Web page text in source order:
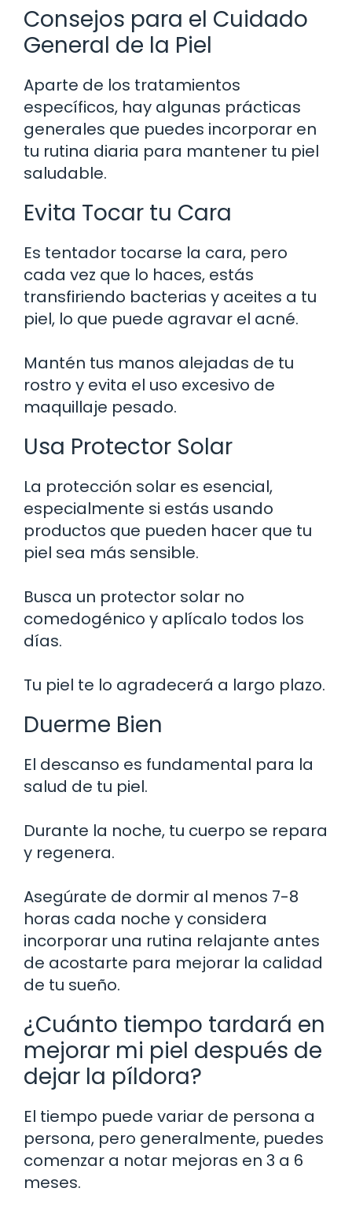
Consejos para el Cuidado
General de la Piel
Aparte de los tratamientos
específicos, hay algunas prácticas
generales que puedes incorporar en
tu rutina diaria para mantener tu piel
saludable.
Evita Tocar tu Cara
Es tentador tocarse la cara, pero
cada vez que lo haces, estás
transfiriendo bacterias y aceites a tu
piel, lo que puede agravar el acné.
Mantén tus manos alejadas de tu
rostro y evita el uso excesivo de
maquillaje pesado.
Usa Protector Solar
La protección solar es esencial,
especialmente si estás usando
productos que pueden hacer que tu
piel sea más sensible.
Busca un protector solar no
comedogénico y aplícalo todos los
días.
Tu piel te lo agradecerá a largo plazo.
Duerme Bien
El descanso es fundamental para la
salud de tu piel.
Durante la noche, tu cuerpo se repara
y regenera.
Asegúrate de dormir al menos 7-8
horas cada noche y considera
incorporar una rutina relajante antes
de acostarte para mejorar la calidad
de tu sueño.
¿Cuánto tiempo tardará en
mejorar mi piel después de
dejar la píldora?
El tiempo puede variar de persona a
persona, pero generalmente, puedes
comenzar a notar mejoras en 3 a 6
meses.